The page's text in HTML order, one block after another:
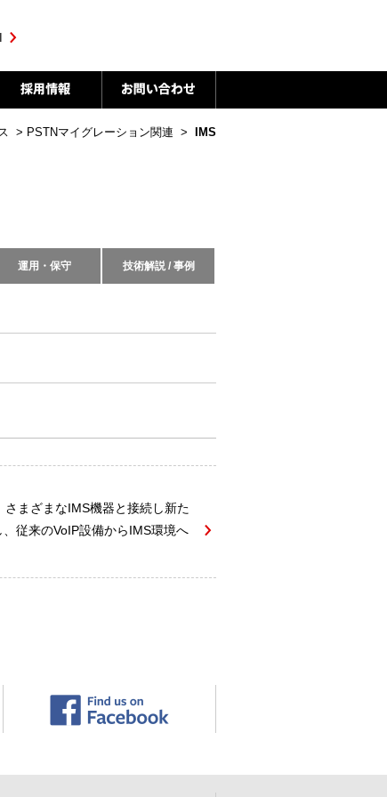
> PSTNマイグレーション関連 > IMS
運用・保守 技術解説 / 事例
まざまなIMS機器と接続し新た
従来のVoIP設備からIMS環境へ